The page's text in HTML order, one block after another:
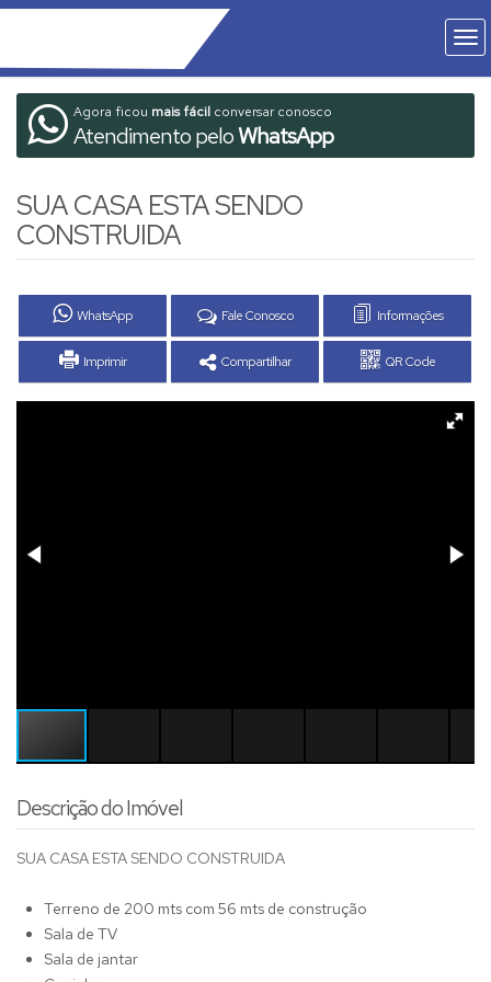
Agora ficou mais fácil conversar conosco
Atendimento peloWhatsApp
SUA CASA ESTA SENDO
CONSTRUIDA
WhatsApp Fale Conosco Informações
Imprimir Compartilhar QR Code
Descrição do Imóvel
SUA CASA ESTA SENDO CONSTRUIDA
Terreno de 200 mts com 56 mts de construção
Sala de TV
Sala de jantar